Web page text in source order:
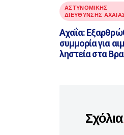
ΑΣΤΥΝΟΜΙΚΉΣ
ΔΙΕΎΘΥΝΣΗΣ
Αχαΐα:
συμμορία για
ληστεία στα
Σχόλια